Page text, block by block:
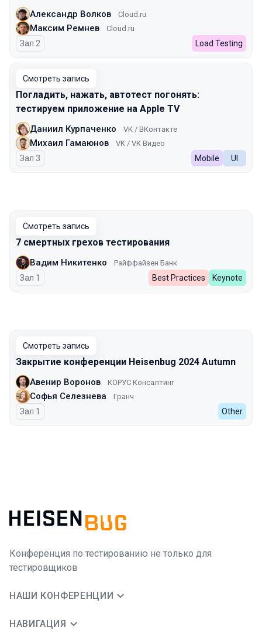
Александр Волков Cloud.ru
Максим Ремнев Cloud.ru
Зал 2 Load Testing
Смотреть запись
Погладить, нажать, автотест погонять:
тестируем приложение на Apple TV
Даниил Курпаченко VK / ВКонтакте
Михаил Гамаюнов VK / VK Видео
Зал 3 Mobile UI
Смотреть запись
7 смертных грехов тестирования
Вадим Никитенко Райффайзен Банк
Зал 1 Best Practices Keynote
Смотреть запись
Закрытие конференции Heisenbug 2024 Autumn
Авенир Воронов КОРУС Консалтинг
Софья Селезнева Гранч
Зал 1 Other
Конференция по тестированию не только для
тестировщиков
НАШИ КОНФЕРЕНЦИИ
НАВИГАЦИЯ